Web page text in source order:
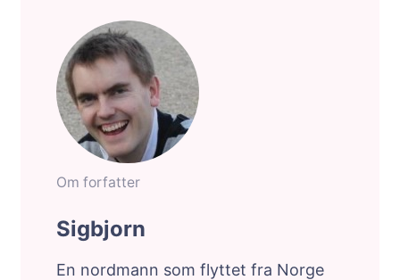
Om forfatter
Sigbjorn
En nordmann som flyttet fra Norge